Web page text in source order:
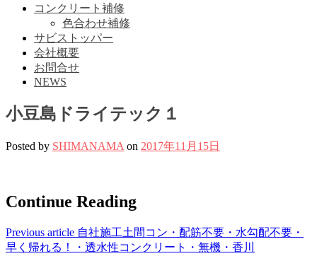
コンクリート補修
色合わせ補修
サビストッパー
会社概要
お問合せ
NEWS
小豆島ドライテック１
Posted by SHIMANAMA on 2017年11月15日
Continue Reading
Previous article 自社施工土間コン・配筋不要・水勾配不要・
早く帰れる！・透水性コンクリート・無機・香川